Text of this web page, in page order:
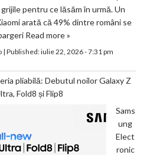
pentru ce lăsăm în urmă. Un
arată că 49% dintre români se
Read more »
| Published:iulie 22, 2026 - 7:31 pm
pliabilă: Debutul noilor Galaxy Z
Fold8 și Flip8
Sams
ung
Elect
ronic